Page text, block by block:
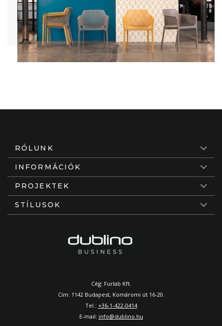
RÓLUNK
INFORMÁCIÓK
PROJEKTEK
STÍLUSOK
Cég: Furlab Kft.
Cím: 1142 Budapest, Komáromi út 16-20.
Tel.: +36-1-422-0414
E-mail: info@dublino.hu